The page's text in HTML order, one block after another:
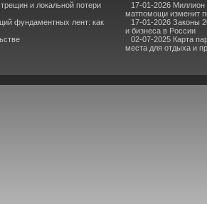
и локальной потери
фундаментных лент: как
17-01-2026
матпомощи изменит
17-01-2026 Законы
и бизнеса в России
02-07-2025 Карта
места для отдыха и